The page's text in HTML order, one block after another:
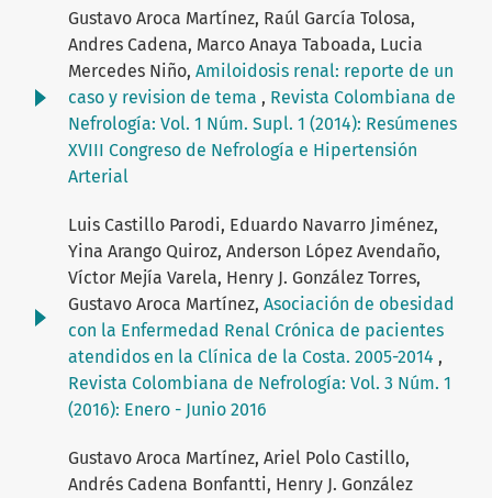
Gustavo Aroca Martínez, Raúl García Tolosa,
Andres Cadena, Marco Anaya Taboada, Lucia
Mercedes Niño, Amiloidosis renal: reporte de un
caso y revision de tema , Revista Colombiana de
Nefrología: Vol. 1 Núm. Supl. 1 (2014): Resúmenes
XVIII Congreso de Nefrología e Hipertensión
Arterial
Luis Castillo Parodi, Eduardo Navarro Jiménez,
Yina Arango Quiroz, Anderson López Avendaño,
Víctor Mejía Varela, Henry J. González Torres,
Gustavo Aroca Martínez, Asociación de obesidad
con la Enfermedad Renal Crónica de pacientes
atendidos en la Clínica de la Costa. 2005-2014 ,
Revista Colombiana de Nefrología: Vol. 3 Núm. 1
(2016): Enero - Junio 2016
Gustavo Aroca Martínez, Ariel Polo Castillo,
Andrés Cadena Bonfantti, Henry J. González